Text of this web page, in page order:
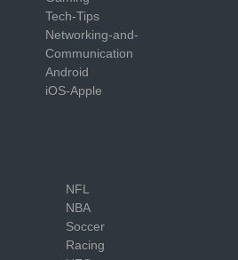
Tech-Tips
Networking-and-
Communication
Android
iOS-Apple
NFL
NBA
Soccer
Racing